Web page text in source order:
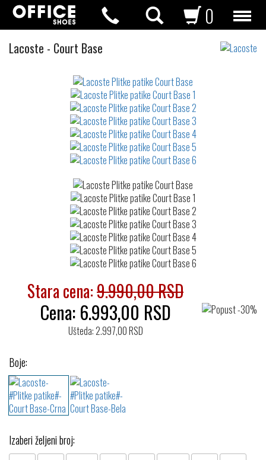
0
Lacoste Plitke
- Court Base
Stara cena:9.990,00 RSD
Cena: 6.993,00 RSD
Ušteda: 2.997,00 RSD
Boje:
Izaberi željeni broj: